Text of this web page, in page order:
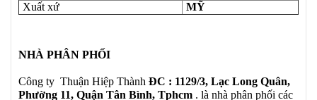
Xuất xứ
MỸ
NHÀ PHÂN PHỐI
Công ty Thuận Hiệp Thành ĐC : 1129/3, Lạc Long Quân,
Phường 11, Quận Tân Bình, Tphcm . là nhà phân phối các